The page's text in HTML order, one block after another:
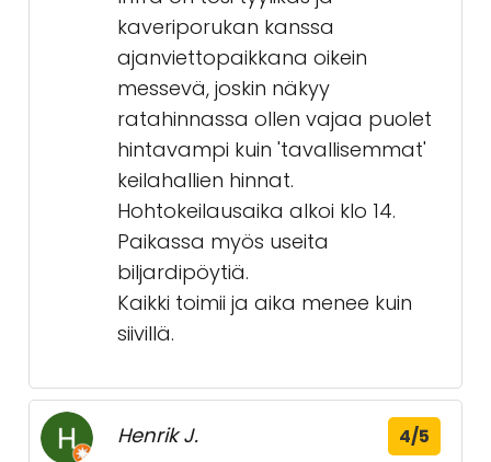
kaveriporukan kanssa
ajanviettopaikkana oikein
messevä, joskin näkyy
ratahinnassa ollen vajaa puolet
hintavampi kuin 'tavallisemmat'
keilahallien hinnat.
Hohtokeilausaika alkoi klo 14.
Paikassa myös useita
biljardipöytiä.
Kaikki toimii ja aika menee kuin
siivillä.
Henrik J. 4/5